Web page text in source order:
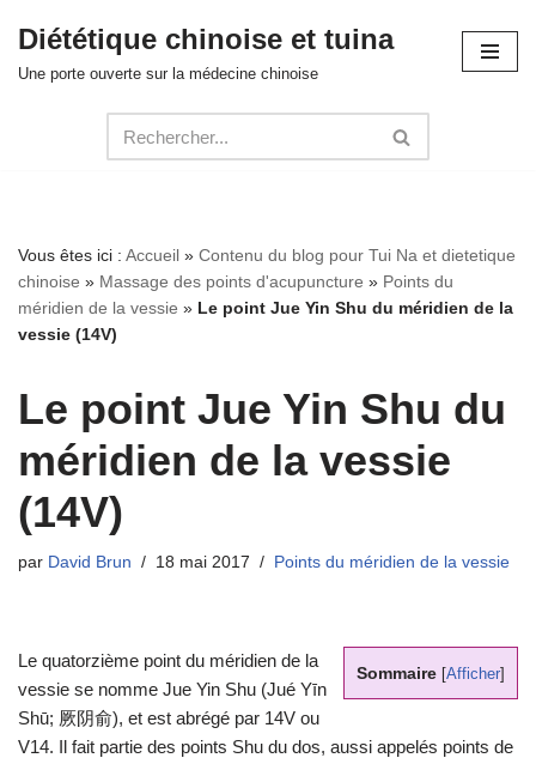
Aller
Diététique chinoise et tuina
Une porte ouverte sur la médecine chinoise
Vous êtes ici : Accueil » Contenu du blog pour Tui Na et dietetique
chinoise » Massage des points d'acupuncture » Points du
méridien de la vessie » Le point Jue Yin Shu du méridien de la
vessie (14V)
Le point Jue Yin Shu du
méridien de la vessie
(14V)
par David Brun 18 mai 2017 Points du méridien de la vessie
Sommaire [Afficher]
Le quatorzième point du méridien de la
vessie se nomme Jue Yin Shu (Jué Yīn
Shū; 厥阴俞), et est abrégé par 14V ou
V14. Il fait partie des points Shu du dos, aussi appelés points de